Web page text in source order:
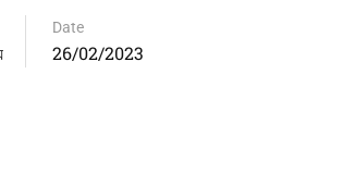
Date
26/02/2023